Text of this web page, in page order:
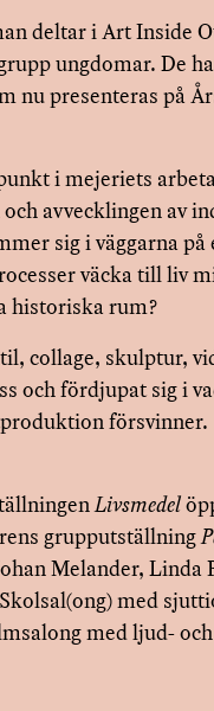
deltar i Art Inside
ungdomar. De
nu presenteras på
i mejeriets
avvecklingen av
sig i väggarna
väcka till liv
historiska rum?
collage, skulptur,
och fördjupat sig i
Livsmedel
grupputställning
Melander, Linda
med
med ljud-